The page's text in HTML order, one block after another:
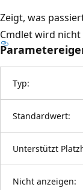
Zeigt, was
Cmdlet wird
Typ:
Standardwert:
Unterstützt
Nicht anzeigen: